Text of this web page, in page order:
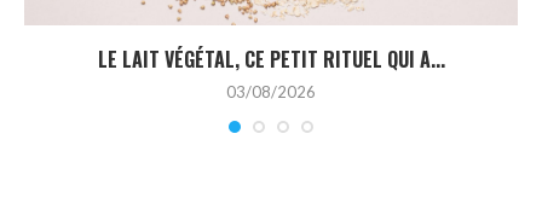
LE LAIT VÉGÉTAL, CE PETIT RITUEL QUI A...
03/08/2026